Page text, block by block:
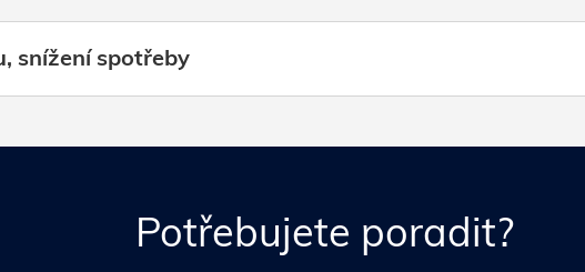
snížení spotřeby
Potřebujete poradit?